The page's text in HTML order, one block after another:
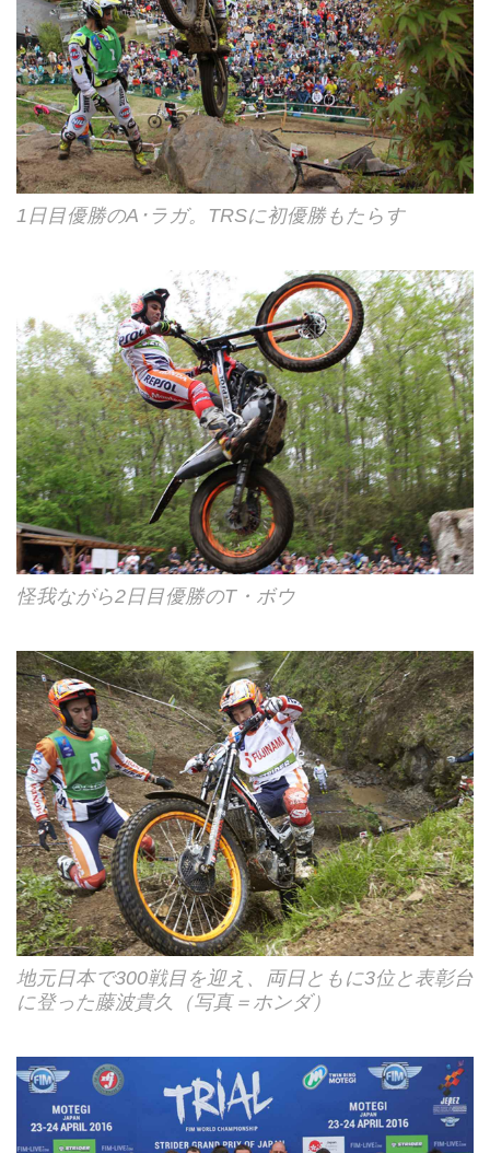
1日目優勝のA･ラガ。TRSに初優勝もたらす
怪我ながら2日目優勝のT・ボウ
地元日本で300戦目を迎え、両日ともに3位と表彰台
に登った藤波貴久（写真＝ホンダ）